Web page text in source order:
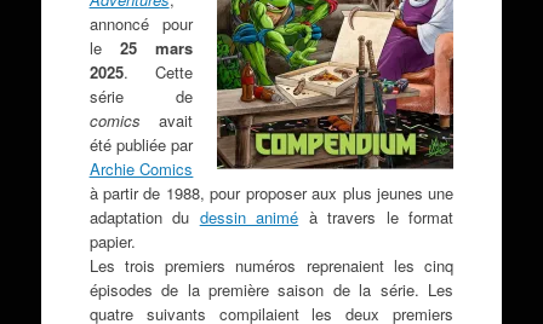
annoncé pour
le 25 mars
2025. Cette
série de
comics avait
été publiée par
Archie Comics
à partir de 1988, pour proposer aux plus jeunes une
adaptation du dessin animé à travers le format
papier.
Les trois premiers numéros reprenaient les cinq
épisodes de la première saison de la série. Les
quatre suivants compilaient les deux premiers